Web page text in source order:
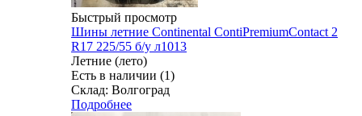
Быстрый просмотр
Шины летние Continental ContiPremiumContact 2
R17 225/55 б/у л1013
Летние (лето)
Есть в наличии (1)
Склад: Волгоград
Подробнее